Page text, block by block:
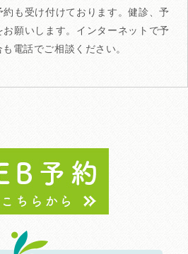
も受け付けております。健診、予
お願いします。インターネットで予
電話でご相談ください。